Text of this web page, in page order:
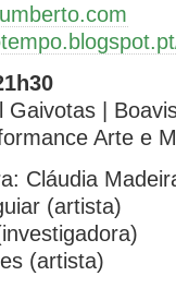
Gaivotas |
Arte e
Cláudia
(artista)
(artista)